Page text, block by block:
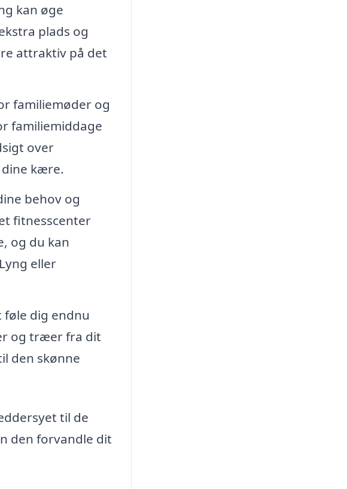
kan øge
plads og
attraktiv på det
familiemøder og
familiemiddage
over
dine kære.
behov og
fitnesscenter
og du kan
eller
føle dig endnu
og træer fra dit
den skønne
til de
den forvandle dit